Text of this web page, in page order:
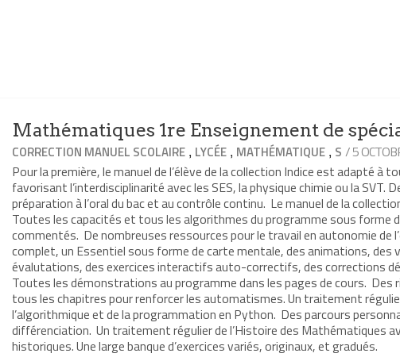
Mathématiques 1re Enseignement de
CORRECTION MANUEL SCOLAIRE , LYCÉE , MATHÉMATIQUE , S / 5
Pour la première, le manuel de l’élève de la collection Indice est adapté à
favorisant l’interdisciplinarité avec les SES, la physique chimie ou la SVT.
préparation à l’oral du bac et au contrôle continu. Le manuel de la
Toutes les capacités et tous les algorithmes du programme sous forme
commentés. De nombreuses ressources pour le travail en autonomie de
complet, un Essentiel sous forme de carte mentale, des animations, des
évalutations, des exercices interactifs auto-correctifs, des corrections
Toutes les démonstrations au programme dans les pages de cours. Des
tous les chapitres pour renforcer les automatismes. Un traitement
l’algorithmique et de la programmation en Python. Des parcours
différenciation. Un traitement régulier de l’Histoire des Mathématiques
historiques. Une large banque d’exercices variés, originaux, et gradués.